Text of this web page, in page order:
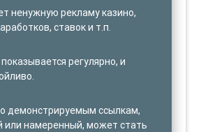
ненужную рекламу казино,
ставок и т.п.
показывается регулярно, и
демонстрируемым ссылкам,
или намеренный, может стать